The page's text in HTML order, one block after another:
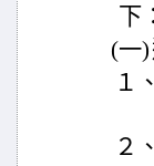
下
(一)
１、
２、